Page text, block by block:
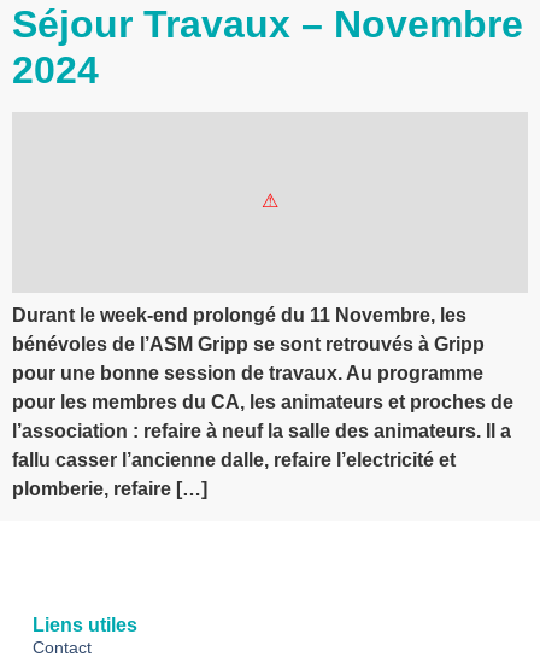
Séjour Travaux – Novembre
2024
Durant le week-end prolongé du 11 Novembre, les
bénévoles de l’ASM Gripp se sont retrouvés à Gripp
pour une bonne session de travaux. Au programme
pour les membres du CA, les animateurs et proches de
l’association : refaire à neuf la salle des animateurs. Il a
fallu casser l’ancienne dalle, refaire l’electricité et
plomberie, refaire […]
Liens utiles
Contact